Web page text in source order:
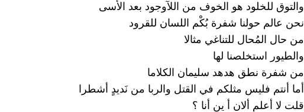
والتوق للخلود هو الخوف من اللآوجود بعد الأسى
نحن عالم حولنا شفرة بُكْم اللسان للقرود
من حال المُحال للتناغي مثالا
والطيور استخلصنا لها
من شفرة نطق هدهد سليمان الكلاما
أما أنتم فليس مثلكم في القتل والربا من نَديدٍ أشطرا
قلت لا أعلم ألان أ ين أنا ؟